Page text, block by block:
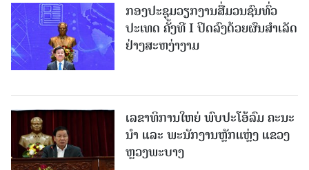
ກອງປະຊຸມວຽກງານສື່ມວນຊົນທົ່ວ
ປະເທດ ຄັ້ງທີ I ປິດລົງດ້ວຍຜົນສໍາເລັດ
ຢ່າງສະຫງ່າງາມ
ເລຂາທິການໃຫຍ່ ພົບປະໂອ້ລົມ ຄະນະ
ນໍາ ແລະ ພະນັກງານຫຼັກແຫຼ່ງ ແຂວງ
ຫຼວງພະບາງ